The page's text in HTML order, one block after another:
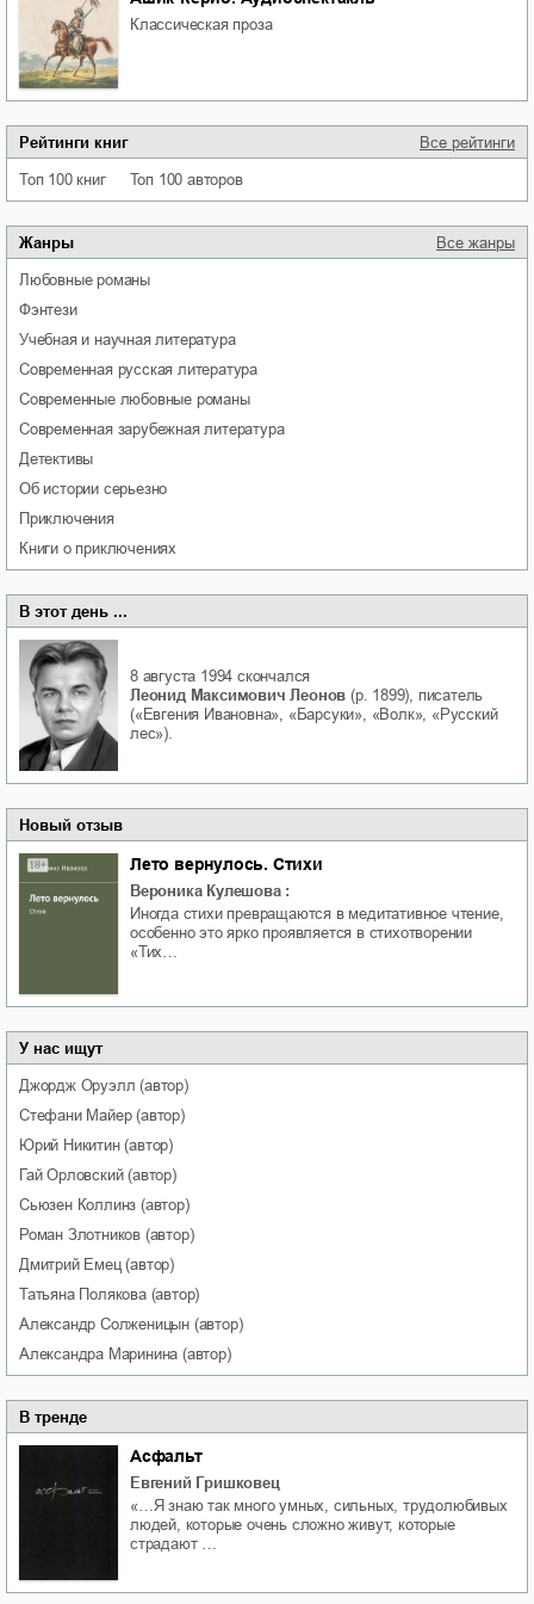
классическая проза
Рейтинги книг Все рейтинги
Топ 100 книг Топ 100 авторов
Жанры Все жанры
любовные романы
фэнтези
учебная и научная литература
современная русская литература
современные любовные романы
современная зарубежная литература
детективы
об истории серьезно
приключения
книги о приключениях
В этот день ...
8 августа 1994 скончался
Леонид Максимович Леонов (р. 1899), писатель
(«Евгения Ивановна», «Барсуки», «Волк», «Русский
лес»).
Новый отзыв
Лето вернулось. Стихи
Вероника Кулешова :
Иногда стихи превращаются в медитативное чтение,
особенно это ярко проявляется в стихотворении
«Тих…
У нас ищут
Джордж Оруэлл (автор)
Стефани Майер(автор)
Юрий Никитин(автор)
Гай Орловский(автор)
Сьюзен Коллинз (автор)
Роман Злотников (автор)
Дмитрий Емец(автор)
Татьяна Полякова(автор)
Александр Солженицын (автор)
Александра Маринина (автор)
В тренде
Асфальт
Евгений Гришковец
«…Я знаю так много умных, сильных, трудолюбивых
людей, которые очень сложно живут, которые
страдают …